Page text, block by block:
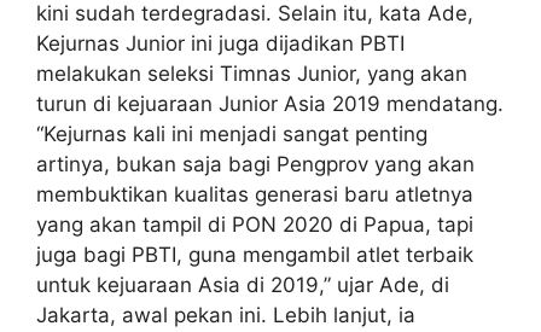
kini sudah terdegradasi. Selain itu, kata Ade,
Kejurnas Junior ini juga dijadikan PBTI
melakukan seleksi Timnas Junior, yang akan
turun di kejuaraan Junior Asia 2019 mendatang.
“Kejurnas kali ini menjadi sangat penting
artinya, bukan saja bagi Pengprov yang akan
membuktikan kualitas generasi baru atletnya
yang akan tampil di PON 2020 di Papua, tapi
juga bagi PBTI, guna mengambil atlet terbaik
untuk kejuaraan Asia di 2019,” ujar Ade, di
Jakarta, awal pekan ini. Lebih lanjut, ia